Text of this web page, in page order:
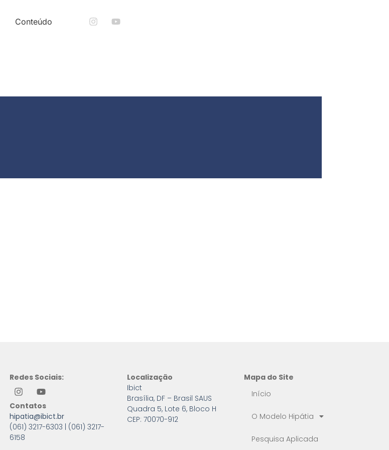
Conteúdo
Redes Sociais:
Contatos
hipatia@ibict.br
(061) 3217-6303 | (061) 3217-
6158
Localização
Ibict
Brasília, DF – Brasil SAUS
Quadra 5, Lote 6, Bloco H
CEP: 70070-912
Mapa do Site
Início
O Modelo Hipátia
Pesquisa Aplicada